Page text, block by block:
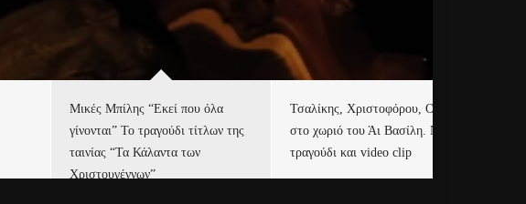
Μικές Μπίλης “Εκεί που όλα
γίνονται” Το τραγούδι τίτλων της
ταινίας “Τα Κάλαντα των
Χριστουγέννων”
Τσαλίκης, Χριστοφόρου, ONE
στο χωριό του Άι Βασίλη. Νέο
τραγούδι και video clip